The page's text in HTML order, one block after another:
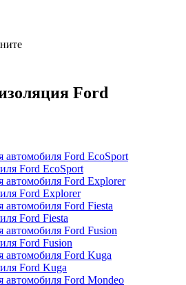
Ford
Ford EcoSport
Ford Explorer
Ford Fiesta
Ford Fusion
Ford Kuga